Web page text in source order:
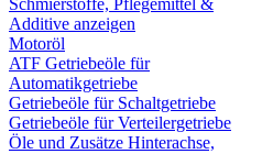
Additive anzeigen
Motoröl
ATF Getriebeöle für
Automatikgetriebe
Getriebeöle für Schaltgetriebe
Getriebeöle für Verteilergetriebe
Öle und Zusätze Hinterachse,